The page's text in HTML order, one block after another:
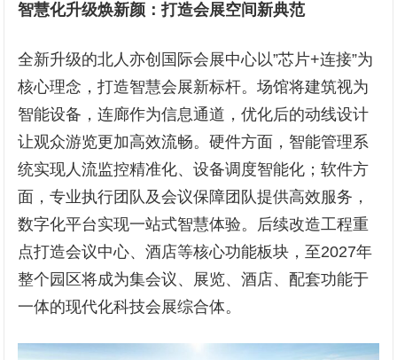
智慧化升级焕新颜：打造会展空间新典范
全新升级的北人亦创国际会展中心以”芯片+连接”为
核心理念，打造智慧会展新标杆。场馆将建筑视为
智能设备，连廊作为信息通道，优化后的动线设计
让观众游览更加高效流畅。硬件方面，智能管理系
统实现人流监控精准化、设备调度智能化；软件方
面，专业执行团队及会议保障团队提供高效服务，
数字化平台实现一站式智慧体验。后续改造工程重
点打造会议中心、酒店等核心功能板块，至2027年
整个园区将成为集会议、展览、酒店、配套功能于
一体的现代化科技会展综合体。